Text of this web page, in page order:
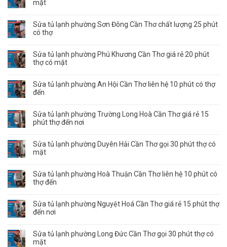
mặt
Sửa tủ lạnh phường Sơn Đông Cần Thơ chất lượng 25 phút
có thợ
Sửa tủ lạnh phường Phú Khương Cần Thơ giá rẻ 20 phút
thợ có mặt
Sửa tủ lạnh phường An Hội Cần Thơ liên hệ 10 phút có thợ
đến
Sửa tủ lạnh phường Trường Long Hoà Cần Thơ giá rẻ 15
phút thợ đến nơi
Sửa tủ lạnh phường Duyên Hải Cần Thơ gọi 30 phút thợ có
mặt
Sửa tủ lạnh phường Hoà Thuận Cần Thơ liên hệ 10 phút có
thợ đến
Sửa tủ lạnh phường Nguyệt Hoá Cần Thơ giá rẻ 15 phút thợ
đến nơi
Sửa tủ lạnh phường Long Đức Cần Thơ gọi 30 phút thợ có
mặt